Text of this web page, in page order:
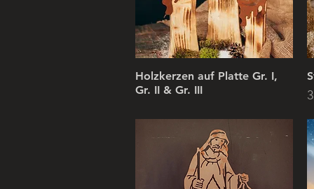
Holzkerzen auf Platte Gr. I,
Gr. II & Gr. III